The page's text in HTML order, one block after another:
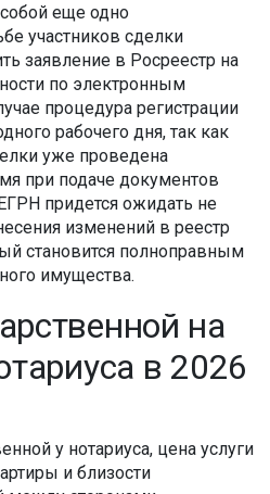
еще одно
участников сделки
заявление в Росреестр на
по электронным
процедура регистрации
рабочего дня, так как
уже проведена
при подаче документов
придется ожидать не
изменений в реестр
становится полноправным
имущества.
на
в 2026
у нотариуса, цена услуги
и близости